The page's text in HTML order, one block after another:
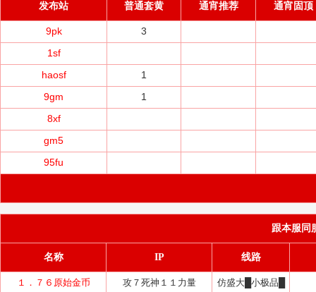
发布站 普通套黄 通宵推荐 通宵固顶
9pk
3
1sf
haosf
1
9gm
1
8xf
gm5
95fu
跟本服同
名称 IP 线路
１．７６原始金币 攻７死神１１力量 仿盛大█小极品█